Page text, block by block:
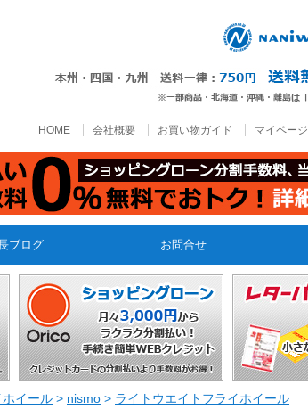
HOME 会社概要 お買い物ガイド マイページ
ブログ お問合せ
ホイール > nismo > ライトウエイトフライホイール